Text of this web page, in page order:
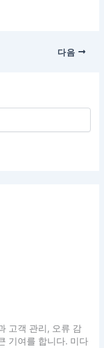
다음
고객 관리, 오류 감
기여를 합니다. 미다